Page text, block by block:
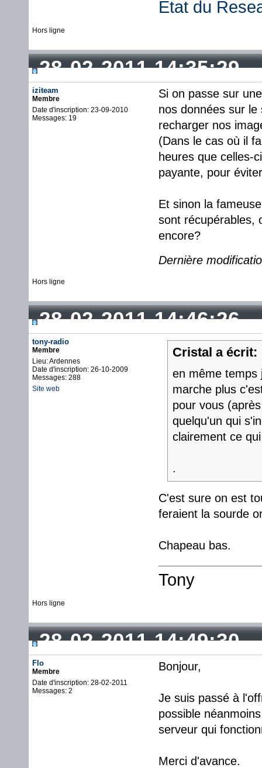
État du
Hors ligne
28-02-2011 14:35:29
iziteam
Membre
Date d'inscription: 23-09-2010
Messages: 19
Si on passe sur
nos données sur
recharger nos
(Dans le cas où il
heures que celles-
payante, pour
Et sinon la
sont récupérables,
encore?
Dernière
Hors ligne
28-02-2011 14:46:26
tony-radio
Membre
Lieu: Ardennes
Date d'inscription: 26-10-2009
Messages: 288
Site web
Cristal a écrit:
en même temps
marche plus
pour vous
quelqu'un qui
clairement ce
.
C'est sure on est
feraient la sourde
Chapeau bas.
Tony
Hors ligne
28-02-2011 14:49:30
Flo
Membre
Date d'inscription: 28-02-2011
Messages: 2
Bonjour,
Je suis passé à
possible
serveur qui
Merci d'avance.